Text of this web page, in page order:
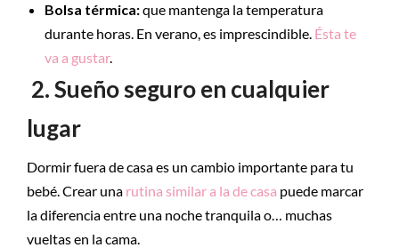
Bolsa térmica:que mantenga la temperatura
durante horas. En verano, es imprescindible. Ésta te
va a gustar.
2. Sueño seguro en cualquier
lugar
Dormir fuera de casa es un cambio importante para tu
bebé. Crear una rutina similar a la de casa puede marcar
la diferencia entre una noche tranquila o… muchas
vueltas en la cama.